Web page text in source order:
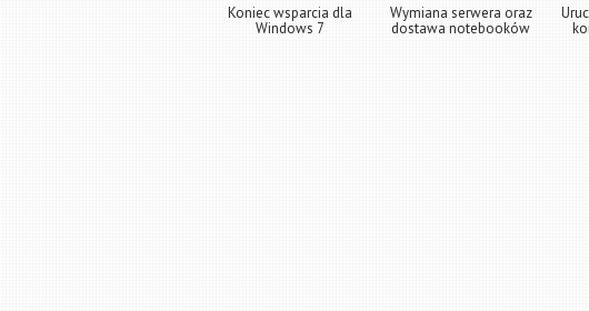
Koniec wsparcia dla
Windows 7
Wymiana serwera oraz
dostawa notebooków